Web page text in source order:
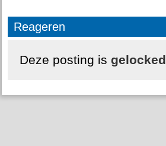
Reageren
Deze posting is gelocked